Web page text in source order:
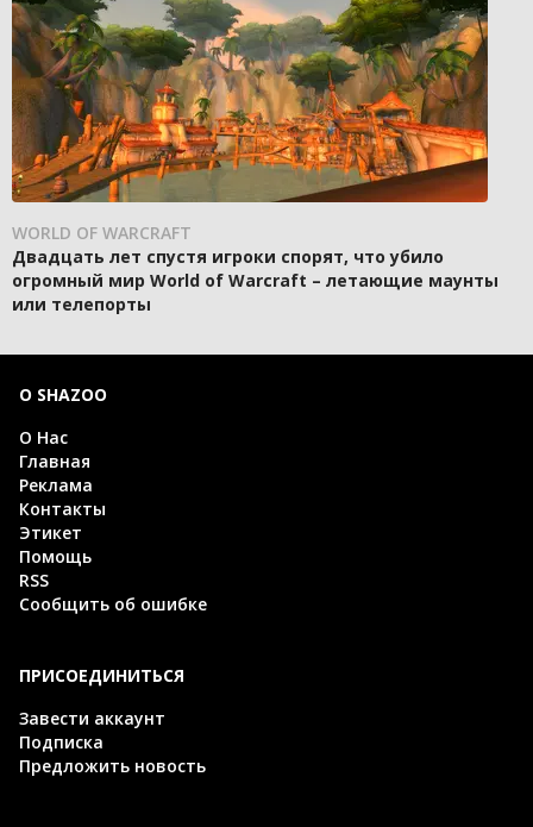
WORLD OF WARCRAFT
Двадцать лет спустя игроки спорят, что убило
огромный мир World of Warcraft – летающие маунты
или телепорты
О SHAZOO
О Нас
Главная
Реклама
Контакты
Этикет
Помощь
RSS
Сообщить об ошибке
ПРИСОЕДИНИТЬСЯ
Завести аккаунт
Подписка
Предложить новость